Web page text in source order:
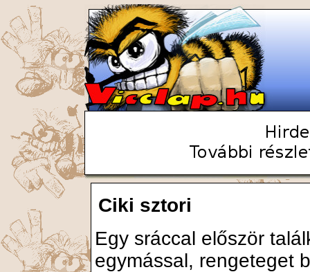
Ciki sztori
Egy sráccal először
egymással, rengeteget